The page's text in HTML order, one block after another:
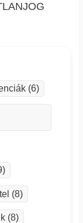
(6)
(8)
(8)